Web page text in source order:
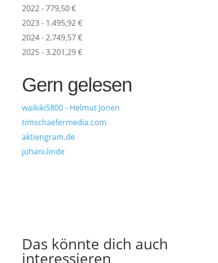
2022 - 779,50 €
2023 - 1.495,92 €
2024 - 2.749,57 €
2025 - 3.201,29 €
Gern gelesen
waikiki5800 - Helmut Jonen
timschaefermedia.com
aktiengram.de
juhani.linde
Das könnte dich auch
interessieren